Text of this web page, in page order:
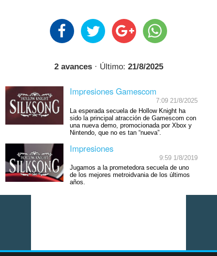
2 avances· Último: 21/8/2025
Impresiones Gamescom
7:09 21/8/2025
La esperada secuela de Hollow Knight ha
sido la principal atracción de Gamescom con
una nueva demo, promocionada por Xbox y
Nintendo, que no es tan “nueva”.
Impresiones
9:59 1/8/2019
Jugamos a la prometedora secuela de uno
de los mejores metroidvania de los últimos
años.